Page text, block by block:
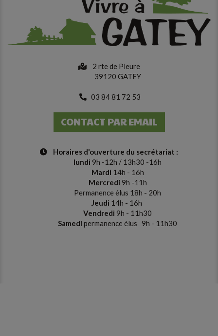
2 rte de Pleure
39120 GATEY
03 84 81 72 53
CONTACT PAR EMAIL
Horaires d'ouverture du secrétariat :
lundi 9h -12h / 13h30 -16h
Mardi 14h - 16h
Mercredi 9h -11h
Permanence élus 18h - 20h
Jeudi 14h - 16h
Vendredi 9h - 11h30
Samedi permanence élus 9h - 11h30